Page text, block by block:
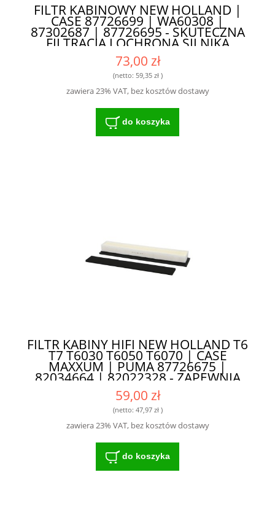
FILTR KABINOWY NEW HOLLAND |
CASE 87726699 | WA60308 |
87302687 | 87726695 - SKUTECZNA
FILTRACJA I OCHRONA SILNIKA
73,00 zł
(netto: 59,35 zł)
zawiera 23% VAT, bez kosztów dostawy
do koszyka
FILTR KABINY HIFI NEW HOLLAND T6
T7 T6030 T6050 T6070 | CASE
MAXXUM | PUMA 87726675 |
82034664 | 82022328 - ZAPEWNIA
DŁUGĄ ŻYWOTNOŚĆ SILNIKA
59,00 zł
(netto: 47,97 zł)
zawiera 23% VAT, bez kosztów dostawy
do koszyka